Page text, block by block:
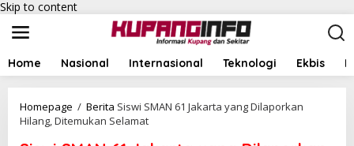
Skip to content
Home Nasional Internasional Teknologi Ekbis
Homepage / Berita Siswi SMAN 61 Jakarta yang Dilaporkan
Hilang, Ditemukan Selamat